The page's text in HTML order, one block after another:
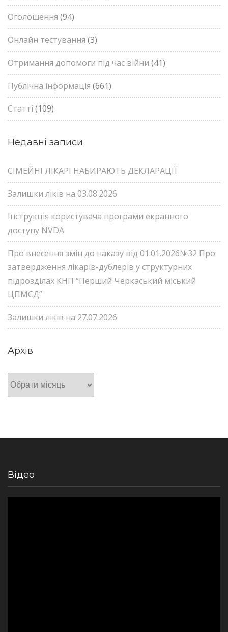
Оголошення (94)
Онлайн тестування (3)
Отримання допомоги під час війни (41)
Публічна інформація (661)
Статті (109)
Недавні записи
СІМЕЙНІ ЛІКАРІ НАБИРАЮТЬ ДЕКЛАРАЦІЇ
Залишки ліків на 03.08.2026
Інструкція користувача програми екранного
доступу NVDA
Про внесення змін до наказу від 01.01.2026№32 Про
затвердження лікарів-дублерів у структурних
підрозділах КНП “Перший Черкаський міський
ЦПМСД”
Залишки ліків на 27.07.2026
Архів
Архів
Відео